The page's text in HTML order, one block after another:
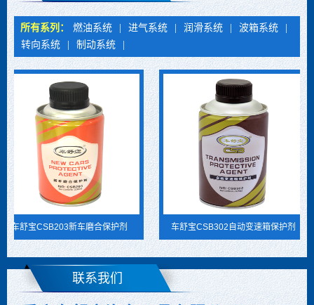
所有系列： 燃油系统 进气系统 润滑系统 波箱系统
转向系统
制动系统
舒宝CSB203新车磨合保护剂 车舒宝CSB302自动变速箱保护剂
联系我们